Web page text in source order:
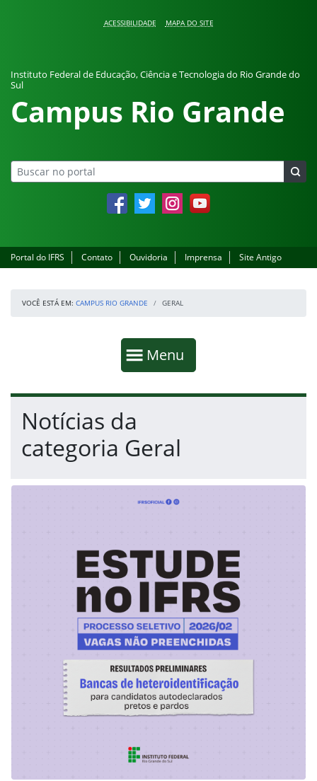
ACESSIBILIDADE MAPA DO SITE
Instituto Federal de Educação, Ciência e Tecnologia do Rio Grande do
Sul
Campus Rio Grande
Facebook Twitter InstagramYouTube
Portal do IFRS Contato Ouvidoria Imprensa Site Antigo
VOCÊ ESTÁ EM: CAMPUS RIO GRANDE GERAL
Mostrar
Menu
Fim da navegação
Início do conteúdo
Notícias da
categoria Geral